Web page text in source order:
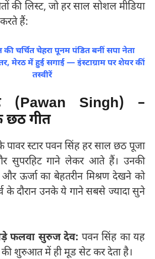
की लिस्ट, जो हर साल सोशल मीडिया
करते हैं:
चर्चित चेहरा पूनम पंडित बनीं सपा नेता
मेरठ में हुई सगाई — इंस्टाग्राम पर शेयर कीं
तस्वीरें
(Pawan Singh) –
छठ गीत
पावर स्टार पवन सिंह हर साल छठ पूजा
सुपरहिट गाने लेकर आते हैं। उनकी
ऊर्जा का बेहतरीन मिश्रण देखने को
के दौरान उनके ये गाने सबसे ज्यादा सुने
फलवा सुरुज देव: पवन सिंह का यह
की शुरुआत में ही मूड सेट कर देता है।